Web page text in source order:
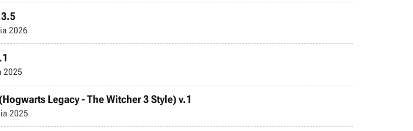
2026
2025
Legacy - The Witcher 3 Style) v.1
2025